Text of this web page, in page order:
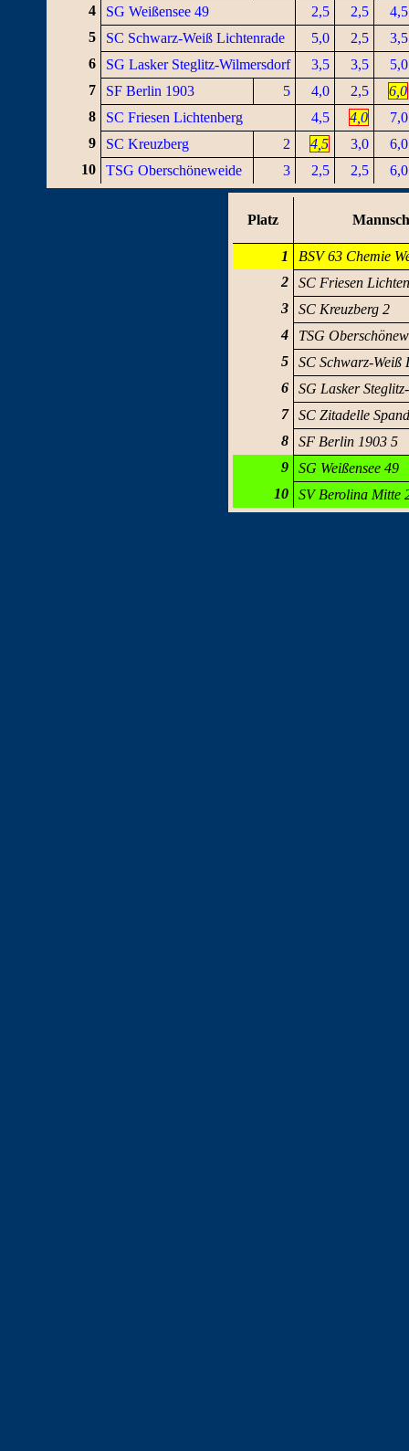
4
SG Weißensee 49 2,5 2,5
4,5
5
SC Schwarz-Weiß Lichtenrade 5,0 2,5
3,5
6
SG Lasker Steglitz-Wilmersdorf 3,5 3,5
5,0
7
SF Berlin 1903 5 4,0 2,5
6,0
8
SC Friesen Lichtenberg 4,5 4,0
7,0
9
SC Kreuzberg 2 4,5 3,0
6,0
10
TSG Oberschöneweide 3 2,5 2,5 6,0
Platz
1
BSV 63 Chemie
2
SC Friesen
3
SC Kreuzberg 2
4
TSG
5
SC Schwarz-Weiß
6
SG Lasker
7
SC Zitadelle
8
SF Berlin 1903 5
9
SG Weißensee 49
10
SV Berolina Mitte